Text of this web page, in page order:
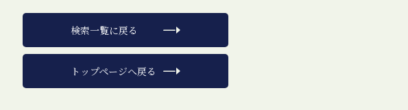
検索一覧に戻る
トップページへ戻る